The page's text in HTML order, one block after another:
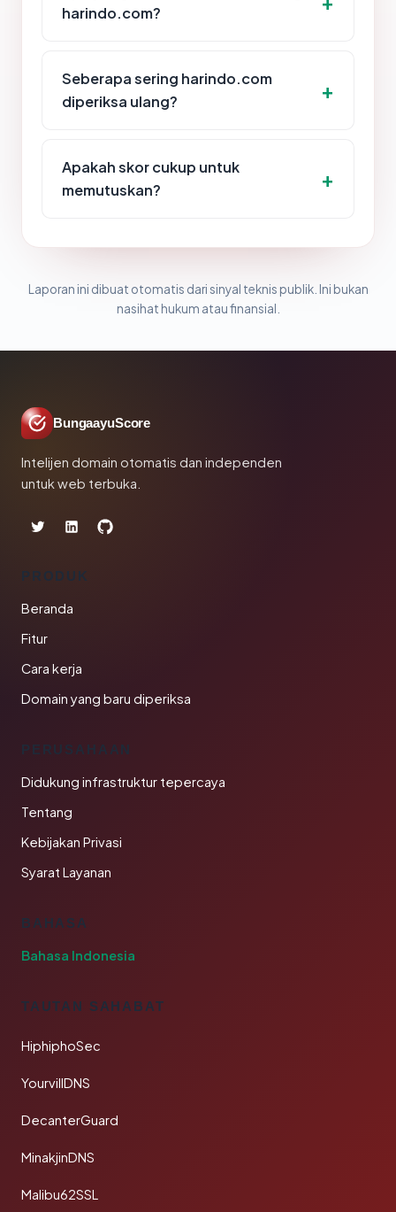
harindo.com?
Seberapa sering harindo.com
diperiksa ulang?
Apakah skor cukup untuk
memutuskan?
Laporan ini dibuat otomatis dari sinyal teknis publik. Ini bukan
nasihat hukum atau finansial.
BungaayuScore
Intelijen domain otomatis dan independen
untuk web terbuka.
PRODUK
Beranda
Fitur
Cara kerja
Domain yang baru diperiksa
PERUSAHAAN
Didukung infrastruktur tepercaya
Tentang
Kebijakan Privasi
Syarat Layanan
BAHASA
Bahasa Indonesia
TAUTAN SAHABAT
HiphiphoSec
YourvillDNS
DecanterGuard
MinakjinDNS
Malibu62SSL